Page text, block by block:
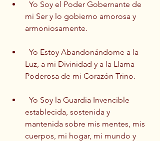
mi Ser y lo gobierno amorosa y
armoniosamente.
Luz, a mi Divinidad y a la Llama
Poderosa de mi Corazón Trino.
establecida, sostenida y
mantenida sobre mis mentes, mis
cuerpos, mi hogar, mi mundo y